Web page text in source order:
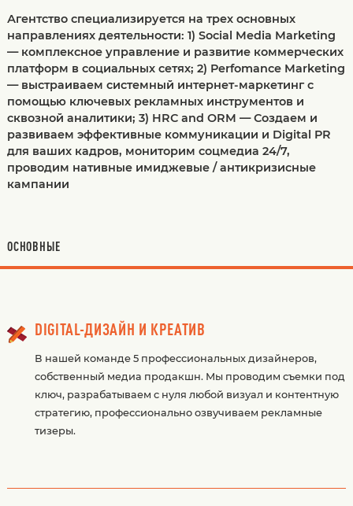
Агентство специализируется на трех основных
направлениях деятельности: 1) Social Media Marketing
— комплексное управление и развитие коммерческих
платформ в социальных сетях; 2) Perfomance Marketing
— выстраиваем системный интернет-маркетинг с
помощью ключевых рекламных инструментов и
сквозной аналитики; 3) HRС and ORM — Создаем и
развиваем эффективные коммуникации и Digital PR
для ваших кадров, мониторим соцмедиа 24/7,
проводим нативные имиджевые / антикризисные
кампании
ОСНОВНЫЕ
DIGITAL-ДИЗАЙН И КРЕАТИВ
В нашей команде 5 профессиональных дизайнеров,
собственный медиа продакшн. Мы проводим съемки под
ключ, разрабатываем с нуля любой визуал и контентную
стратегию, профессионально озвучиваем рекламные
тизеры.